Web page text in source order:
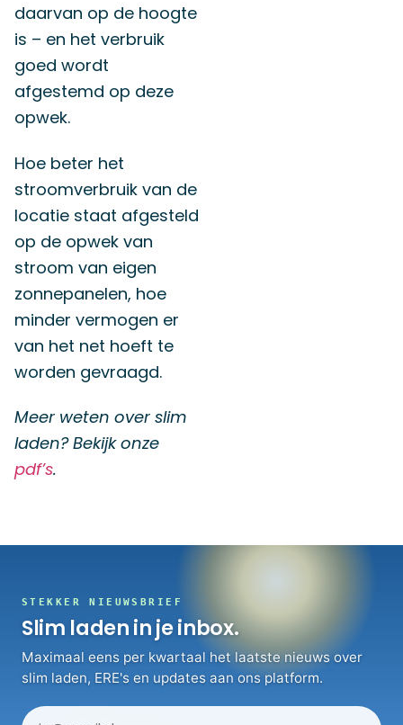
daarvan op de hoogte
is – en het verbruik
goed wordt
afgestemd op deze
opwek.
Hoe beter het
stroomverbruik van de
locatie staat afgesteld
op de opwek van
stroom van eigen
zonnepanelen, hoe
minder vermogen er
van het net hoeft te
worden gevraagd.
Meer weten over slim
laden? Bekijk onze
pdf’s.
STEKKER NIEUWSBRIEF
Slim laden in je inbox.
Maximaal eens per kwartaal het laatste nieuws over
slim laden, ERE's en updates aan ons platform.